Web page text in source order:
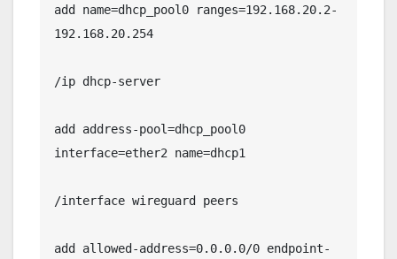
add name=dhcp_pool0 ranges=192.168.20.2-
192.168.20.254
/ip dhcp-server
add address-pool=dhcp_pool0
interface=ether2 name=dhcp1
/interface wireguard peers
add allowed-address=0.0.0.0/0 endpoint-